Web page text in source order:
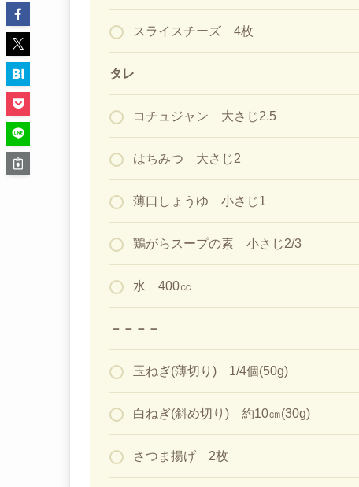
スライスチーズ 4枚
タレ
コチュジャン 大さじ2.5
はちみつ 大さじ2
薄口しょうゆ 小さじ1
鶏がらスープの素 小さじ2/3
水 400㏄
－－－－
玉ねぎ(薄切り) 1/4個(50g)
白ねぎ(斜め切り) 約10㎝(30g)
さつま揚げ 2枚